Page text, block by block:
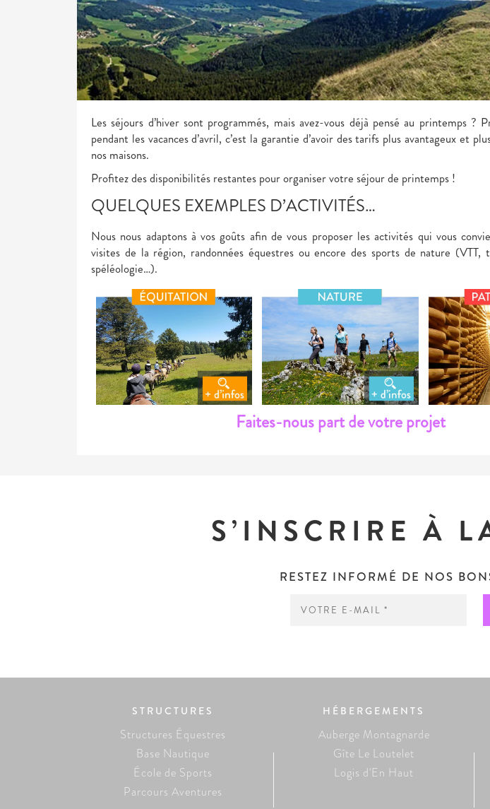
Les séjours d’hiver sont programmés, mais avez-vous déjà pensé au printemps ?
pendant les vacances d’avril, c’est la garantie d’avoir des tarifs plus avantageux et
nos maisons.
Profitez des disponibilités restantes pour organiser votre séjour de printemps !
QUELQUES EXEMPLES D’ACTIVITÉS…
Nous nous adaptons à vos goûts afin de vous proposer les activités qui vous
visites de la région, randonnées équestres ou encore des sports de nature (VTT,
spéléologie…).
Faites-nous part de votre projet
S’INSCRIRE À
RESTEZ INFORMÉ DE NOS
STRUCTURES
Structures Équestres
Base Nautique
École de Sports
Parcours Aventures
HÉBERGEMENTS
Auberge Montagnarde
Gîte Le Loutelet
Logis d'En Haut